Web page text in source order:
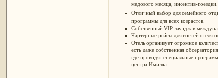
медового месяца, инсентив-поездки.
Отличный выбор для семейного
программы для всех возрастов.
Собственный VIP лаундж в
Чартерные рейсы для гостей отеля
Отель организует огромное
есть даже собственная
где проводят специальные
центра Имилоа.